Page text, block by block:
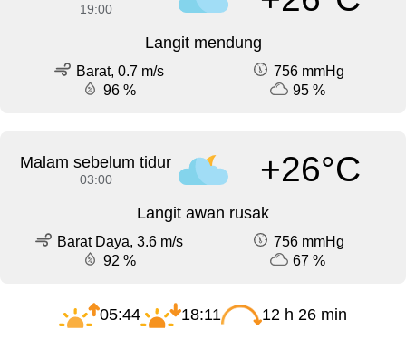
19:00
Langit mendung
Barat, 0.7 m/s
756 mmHg
96 %
95 %
Malam sebelum tidur
03:00 +26°C
Langit awan rusak
Barat Daya, 3.6 m/s
756 mmHg
92 %
67 %
05:44 18:11 12 h 26 min